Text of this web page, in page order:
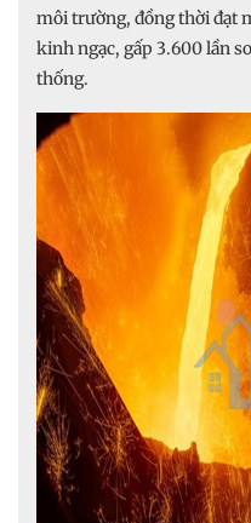
môi trường, đồng thời đạt
kinh ngạc, gấp 3.600 lần
thống.